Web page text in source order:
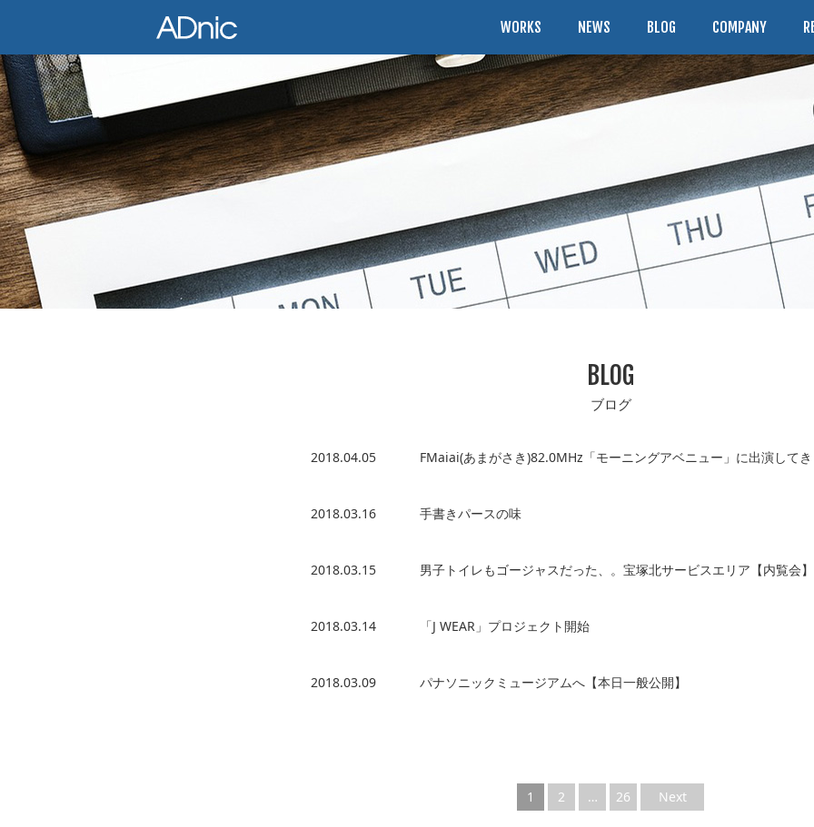
WORKS NEWS BLOG COMPANY
BLOG
ブログ
2018.04.05 FMaiai(あまがさき)82.0MHz「モーニングアベニュー」に出演して
2018.03.16 手書きパースの味
2018.03.15 男子トイレもゴージャスだった、。宝塚北サービスエリア【内覧会】
2018.03.14 「J WEAR」プロジェクト開始
2018.03.09 パナソニックミュージアムへ【本日一般公開】
1 2 … 26 Next